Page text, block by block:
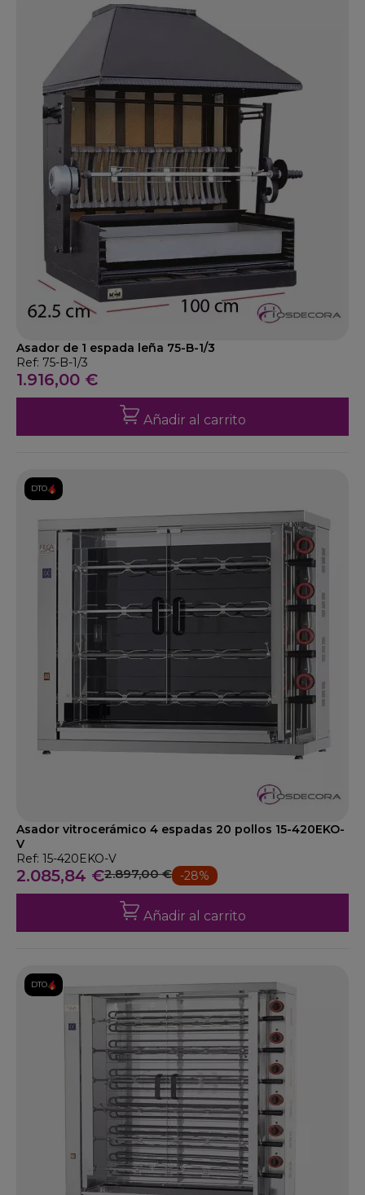
Asador de 1 espada leña 75-B-1/3
Ref: 75-B-1/3
1.916,00 €
Añadir al carrito
DTO.
Asador vitrocerámico 4 espadas 20 pollos 15-420EKO-
V
Ref: 15-420EKO-V
2.085,84 €2.897,00 € -28%
Añadir al carrito
DTO.